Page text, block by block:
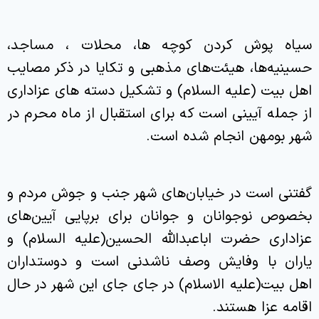
سیاه پوش کردن کوچه ها، محلات ، مساجد،
حسینیه‌ها، هیئت‌های مذهبی و تکایا در ذکر مصایب
اهل بیت (علیه السلام) و تشکیل دسته های عزاداری
از جمله آیینی است که برای استقبال از ماه محرم در
شهر بومهن انجام شده است.
گفتنی است در خیابان‌های شهر جنب و جوش مردم و
بخصوص نوجوانان و جوانان برای برپایی آیین‌های
عزاداری حضرت اباعبدالله الحسین(علیه السلام) و
یاران با وفایش وصف ناشدنی است و دوستداران
اهل بیت(علیه الاسلام) در جای جای این شهر در حال
اقامه عزا هستند.